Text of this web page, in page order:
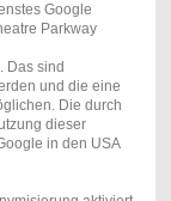
Google
Parkway
Das sind
und die eine
Die durch
dieser
in den USA